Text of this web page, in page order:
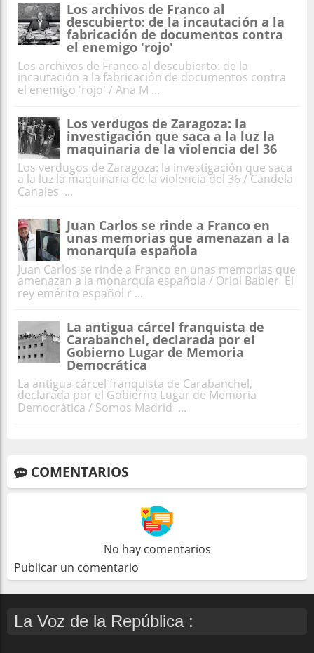
Los archivos de Franco al
descubierto: de la incautación a la
fabricación de documentos contra
el enemigo 'rojo'
Los archivos de Franco al descubierto: de la
incautación a la fabricación de documentos contra
el enemigo 'rojo' / Ana M ...
Los verdugos de Zaragoza: la
investigación que saca a la luz la
maquinaria de la violencia del 36
Los verdugos de Zaragoza: la investigación que saca
a la luz la maquinaria de la violencia del 36 / Candela
Canales ...
Juan Carlos se rinde a Franco en
unas memorias que amenazan a la
monarquía española
Juan Carlos se rinde a Franco en unas memorias que
amenazan a la monarquía española / Oriol Babler El
rey emérito español r ...
La antigua cárcel franquista de
Carabanchel, declarada por el
Gobierno Lugar de Memoria
Democrática
La antigua cárcel franquista de Carabanchel,
declarada por el Gobierno Lugar de Memoria
Democrática / Somos Madrid ...
COMENTARIOS
No hay comentarios
Publicar un comentario
La Voz de la República :